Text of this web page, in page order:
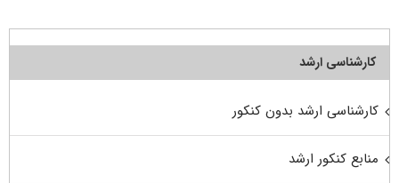
کارشناسی ارشد
کارشناسی ارشد بدون کنکور
منابع کنکور ارشد